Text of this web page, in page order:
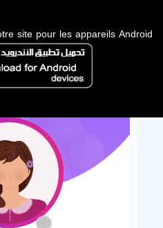
site pour les appareils Android